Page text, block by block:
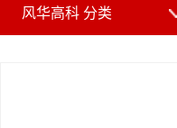
风华高科 分类